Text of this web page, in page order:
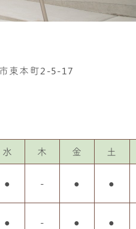
東本町2-5-17
水 木 金 土
● - ● ●
● - ● ●